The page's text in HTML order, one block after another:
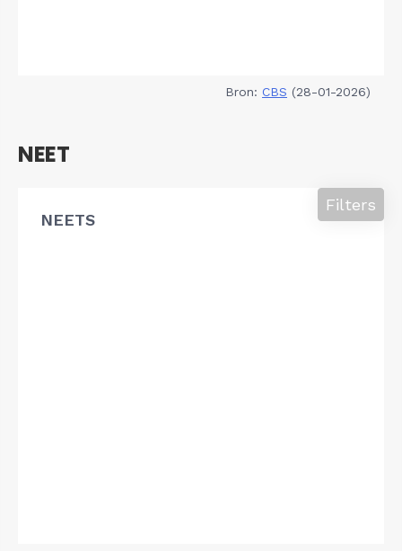
Bron: CBS (28-01-2026)
NEET
NEETS
Filters